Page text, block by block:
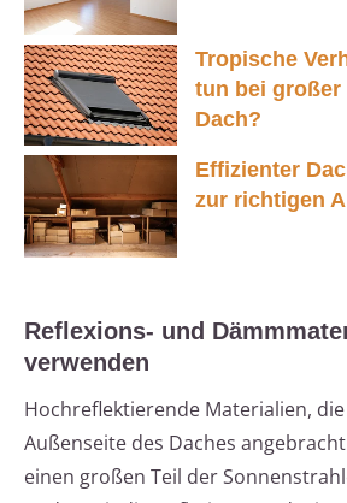
Tropische
tun bei großer
Dach?
Effizienter
zur richtigen
Reflexions- und
verwenden
Hochreflektierende Materialien,
Außenseite des Daches
einen großen Teil der